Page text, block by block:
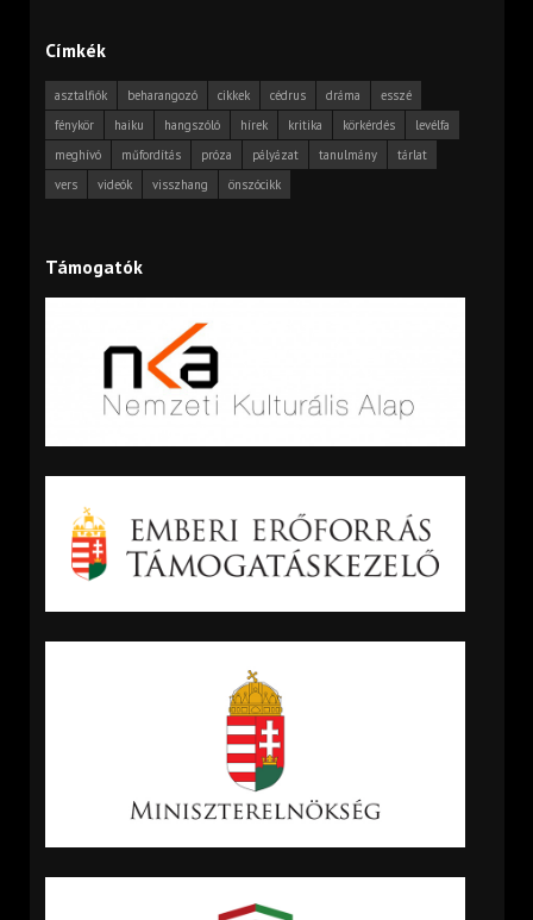
Címkék
asztalfiók beharangozó cikkek cédrus dráma
esszé
fénykör
haiku hangszóló hírek kritika körkérdés
levélfa
meghívó
műfordítás próza pályázat tanulmány
tárlat
vers
videók visszhang önszócikk
Támogatók